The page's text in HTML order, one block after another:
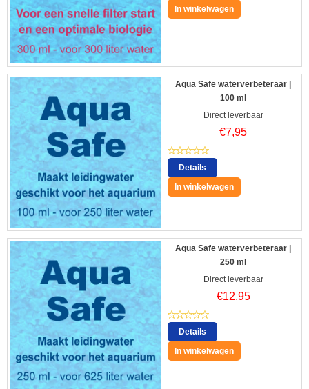
In winkelwagen
Aqua Safe waterverbeteraar |
100 ml
Direct leverbaar
€7,95
Details
In winkelwagen
Aqua Safe waterverbeteraar |
250 ml
Direct leverbaar
€12,95
Details
In winkelwagen